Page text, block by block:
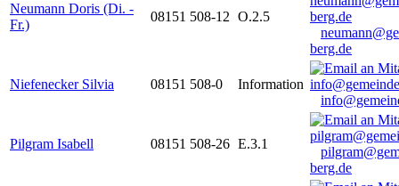
Neumann Doris (Di. -
Fr.)
08151 508-12 O.2.5
berg.de
Niefenecker Silvia 08151 508-0
Information
Pilgram Isabell 08151 508-26 E.3.1
berg.de